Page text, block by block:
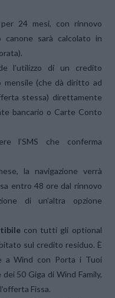
24 mesi, con rinnovo
sarà calcolato in
l’utilizzo di un credito
mensile (che dà diritto ad
stessa) direttamente
bancario o Carte Conto
l’SMS che conferma
la navigazione verrà
entro 48 ore dal rinnovo
di un’altra opzione
con tutti gli optional
sul credito residuo. È
a Wind con Porta i Tuoi
50 Giga di Wind Family,
Fissa.